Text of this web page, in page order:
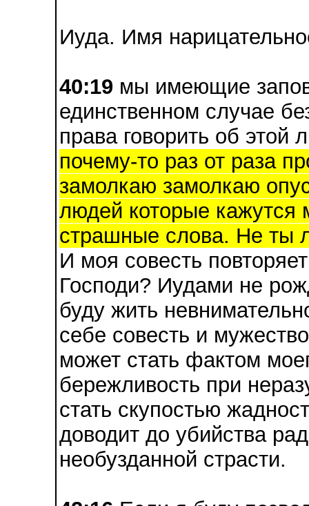
Иуда. Имя
40:19 мы имеющие
единственном случае
права говорить об этой
почему-то раз от раза
замолкаю замолкаю
людей которые кажутся
страшные слова. Не ты
И моя совесть
Господи? Иудами не
буду жить
себе совесть и
может стать фактом
бережливость при
стать скупостью
доводит до убийства
необузданной страсти.